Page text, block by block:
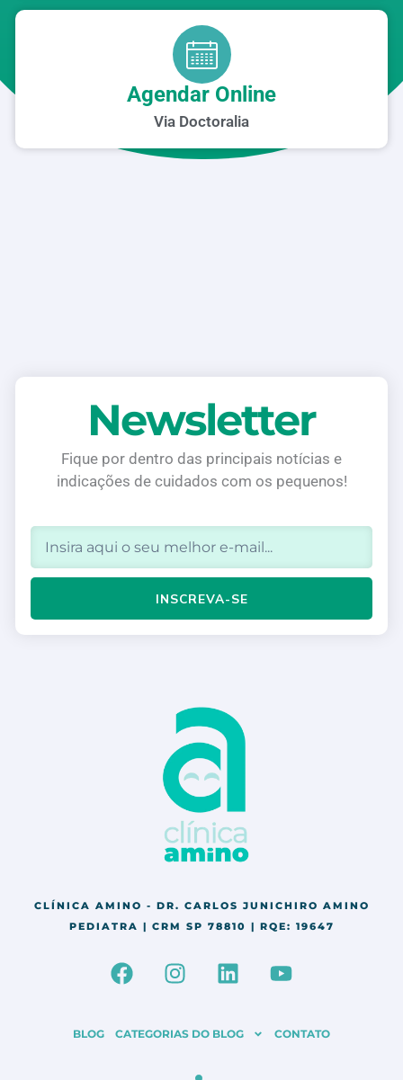
Agendar Online
Via Doctoralia
Newsletter
Fique por dentro das principais notícias e
indicações de cuidados com os pequenos!
Email
INSCREVA-SE
CLÍNICA AMINO - DR. CARLOS JUNICHIRO AMINO
PEDIATRA | CRM SP 78810 | RQE: 19647
F
a
e
I
n
t
L
i
k
Y
o
t
BLOG CATEGORIAS DO BLOG CONTATO